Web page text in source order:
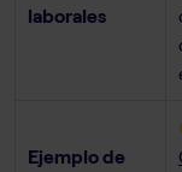
laborales
Ejemplo de